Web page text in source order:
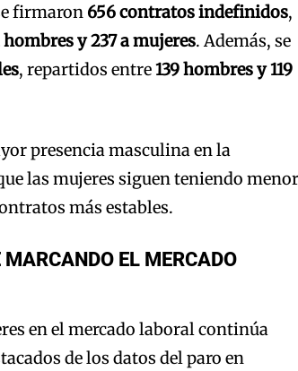
firmaron 656 contratos indefinidos,
y 237 a mujeres. Además, se
, repartidos entre139 hombres y 119
presencia masculina en la
las mujeres siguen teniendo menor
más estables.
EL MERCADO
en el mercado laboral continúa
de los datos del paro en